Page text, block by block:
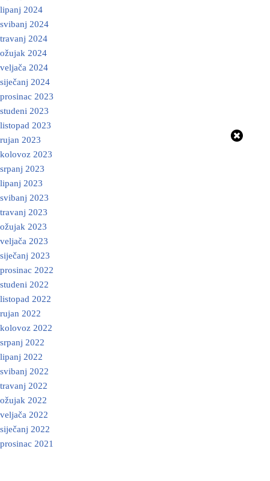
lipanj 2024
svibanj 2024
travanj 2024
ožujak 2024
veljača 2024
siječanj 2024
prosinac 2023
studeni 2023
listopad 2023
rujan 2023
kolovoz 2023
srpanj 2023
lipanj 2023
svibanj 2023
travanj 2023
ožujak 2023
veljača 2023
siječanj 2023
prosinac 2022
studeni 2022
listopad 2022
rujan 2022
kolovoz 2022
srpanj 2022
lipanj 2022
svibanj 2022
travanj 2022
ožujak 2022
veljača 2022
siječanj 2022
prosinac 2021